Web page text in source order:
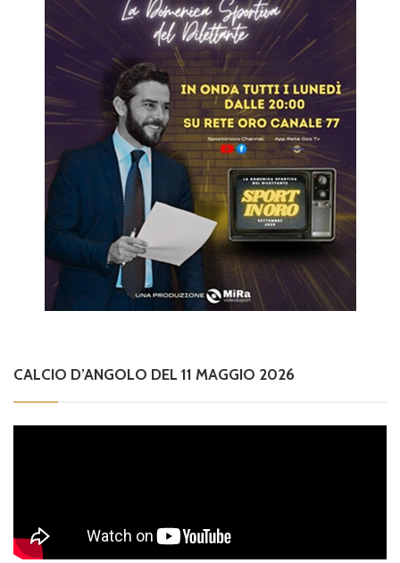
CALCIO D’ANGOLO DEL 11 MAGGIO 2026